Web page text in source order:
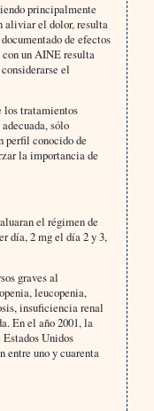
principalmente
aliviar el dolor, resulta
de efectos
un AINE resulta
el
los tratamientos
sólo
perfil conocido de
la importancia de
el régimen de
día, 2 mg el día 2 y 3,
graves al
leucopenia,
insuficiencia renal
En el año 2001, la
Unidos
entre uno y cuarenta